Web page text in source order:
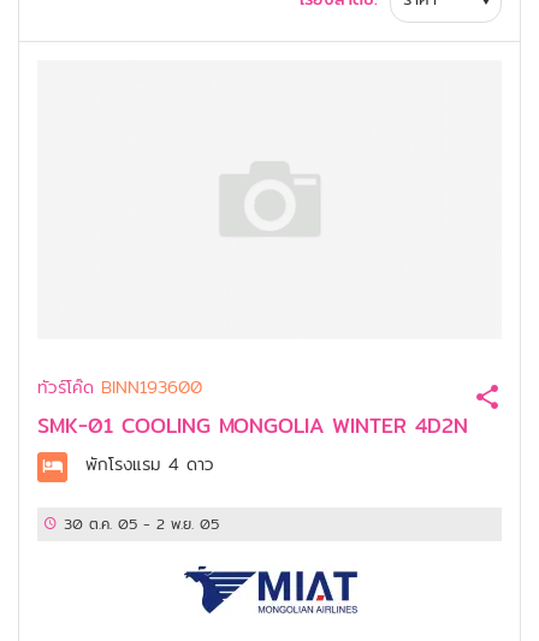
ทัวร์โค๊ด BINN193600
SMK-01 COOLING MONGOLIA WINTER 4D2N
พักโรงแรม 4 ดาว
30 ต.ค. 05 - 2 พ.ย. 05